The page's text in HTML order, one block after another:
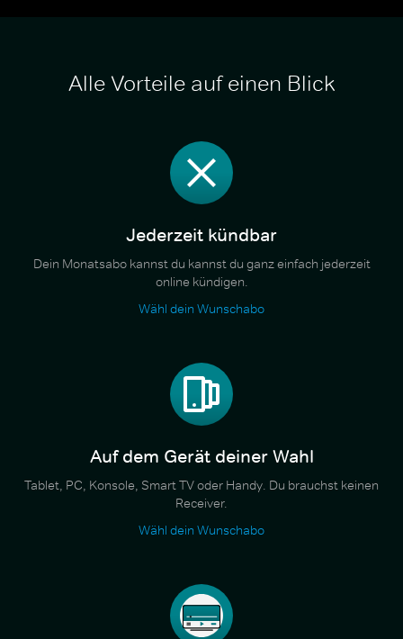
Alle Vorteile auf einen Blick
Jederzeit kündbar
Dein Monatsabo kannst du kannst du ganz einfach jederzeit
online kündigen.
Wähl dein Wunschabo
Auf dem Gerät deiner Wahl
Tablet, PC, Konsole, Smart TV oder Handy. Du brauchst keinen
Receiver.
Wähl dein Wunschabo